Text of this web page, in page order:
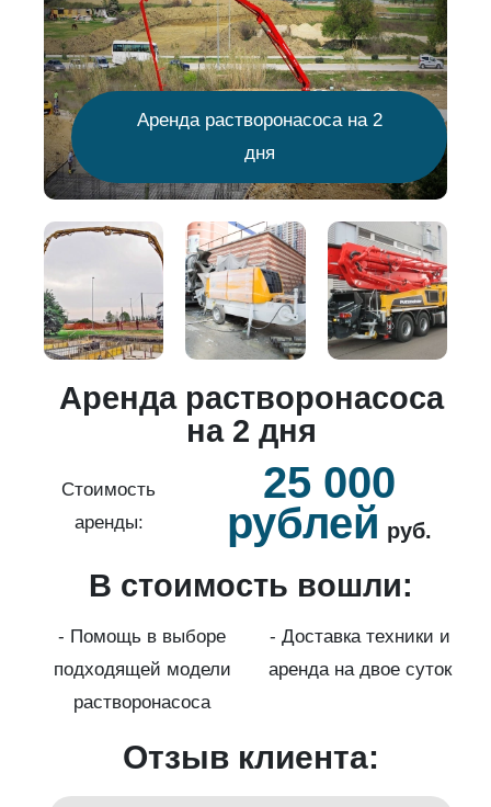
Аренда растворонасоса на 2
дня
Аренда растворонасоса
на 2 дня
Стоимость
аренды:
25 000
рублей руб.
В стоимость вошли:
- Помощь в выборе
подходящей модели
растворонасоса
- Доставка техники и
аренда на двое суток
Отзыв клиента: